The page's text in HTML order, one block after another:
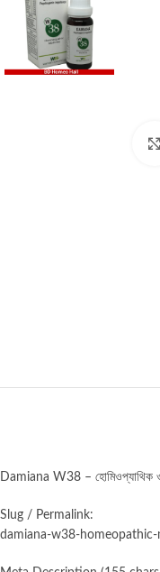
Damiana W38 – হোমিওপ্যাথিক
Slug / Permalink:
damiana-w38-